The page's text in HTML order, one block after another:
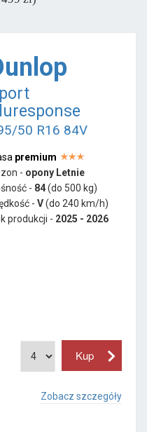
50 R16 84V
premium
- opony Letnie
- 84(do 500 kg)
- V(do 240 km/h)
produkcji - 2025 - 2026
Zobacz szczegóły